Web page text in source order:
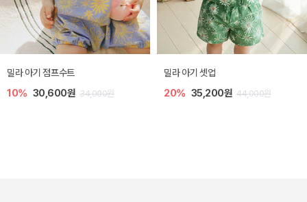
토닉 아기 민소매 티셔츠
20% 11,200원 14,000원
베티 니트 아기 민소매 티셔츠
10% 24,300원 27,000원